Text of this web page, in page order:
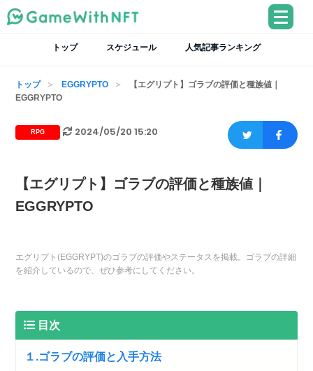
トップ スケジュール 人気記事ランキング
トップ EGGRYPTO
【エグリプト】ゴラブの評価と種族値｜
EGGRYPTO
RPG 2024/05/20 15:20
【エグリプト】ゴラブの評価と種族値｜
EGGRYPTO
エグリプト(EGGRYPT)のゴラブの評価やステータスを掲載。ゴラブの詳細
を紹介しているので、ぜひ参考にしてください。
目次
１.ゴラブの評価と入手方法